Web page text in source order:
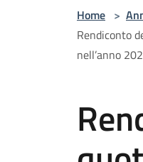
Home >
Rendiconto
nell’anno